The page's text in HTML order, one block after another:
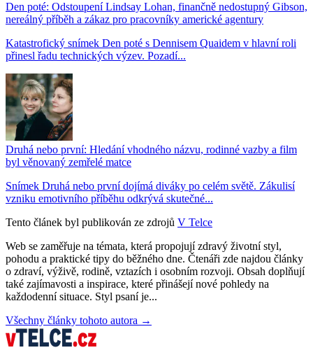
Den poté: Odstoupení Lindsay Lohan, finančně nedostupný Gibson,
nereálný příběh a zákaz pro pracovníky americké agentury
Katastrofický snímek Den poté s Dennisem Quaidem v hlavní roli
přinesl řadu technických výzev. Pozadí...
Druhá nebo první: Hledání vhodného názvu, rodinné vazby a film
byl věnovaný zemřelé matce
Snímek Druhá nebo první dojímá diváky po celém světě. Zákulisí
vzniku emotivního příběhu odkrývá skutečné...
Tento článek byl publikován ze zdrojů V Telce
Web se zaměřuje na témata, která propojují zdravý životní styl,
pohodu a praktické tipy do běžného dne. Čtenáři zde najdou články
o zdraví, výživě, rodině, vztazích i osobním rozvoji. Obsah doplňují
také zajímavosti a inspirace, které přinášejí nové pohledy na
každodenní situace. Styl psaní je...
Všechny články tohoto autora →